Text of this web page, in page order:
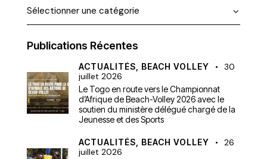
Publications Récentes
ACTUALITÉS, BEACH VOLLEY
30
juillet 2026
Le Togo en route vers le Championnat
d’Afrique de Beach-Volley 2026 avec le
soutien du ministère délégué chargé de la
Jeunesse et des Sports
ACTUALITÉS, BEACH VOLLEY
26
juillet 2026